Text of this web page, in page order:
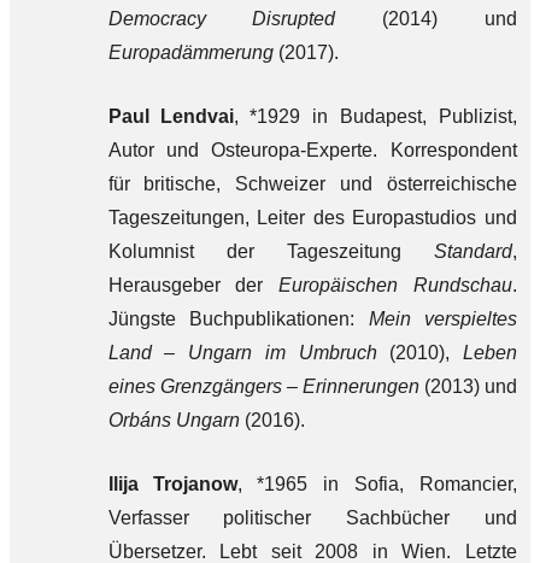
Democracy Disrupted (2014) und
Europadämmerung(2017).
Paul Lendvai, *1929 in Budapest, Publizist,
Autor und Osteuropa-Experte. Korrespondent
für britische, Schweizer und österreichische
Tageszeitungen, Leiter des Europastudios und
Kolumnist der Tageszeitung Standard,
Herausgeber der Europäischen Rundschau.
Jüngste Buchpublikationen: Mein verspieltes
Land – Ungarn im Umbruch(2010), Leben
eines Grenzgängers – Erinnerungen(2013) und
Orbáns Ungarn(2016).
Ilija Trojanow, *1965 in Sofia, Romancier,
Verfasser politischer Sachbücher und
Übersetzer. Lebt seit 2008 in Wien. Letzte